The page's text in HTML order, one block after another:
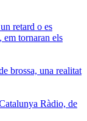
retard o es
em tornaran els
brossa, una realitat
Ràdio, de